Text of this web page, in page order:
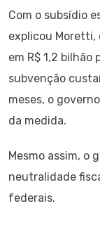
Com o subsídio
explicou Moretti,
em R$ 1,2 bilhão
subvenção
meses, o
da medida.
Mesmo assim, o
neutralidade
federais.